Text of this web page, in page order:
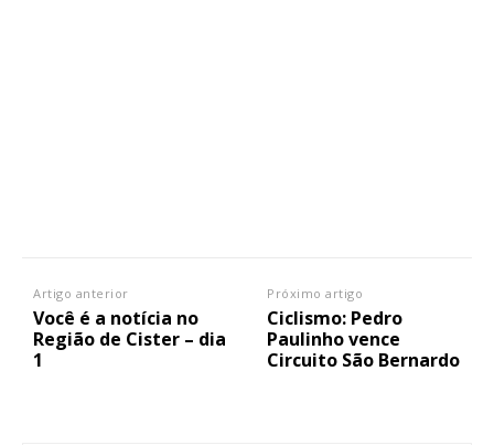
Artigo anterior
Você é a notícia no
Região de Cister – dia
1
Próximo artigo
Ciclismo: Pedro
Paulinho vence
Circuito São Bernardo